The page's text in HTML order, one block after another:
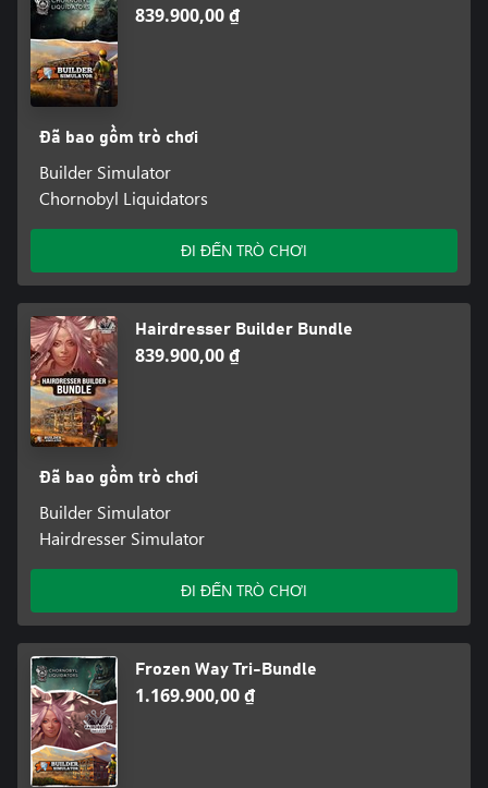
839.900,00 ₫
Đã bao gồm trò chơi
Builder Simulator
Chornobyl Liquidators
ĐI ĐẾN TRÒ CHƠI
Hairdresser Builder Bundle
839.900,00 ₫
Đã bao gồm trò chơi
Builder Simulator
Hairdresser Simulator
ĐI ĐẾN TRÒ CHƠI
Frozen Way Tri-Bundle
1.169.900,00 ₫